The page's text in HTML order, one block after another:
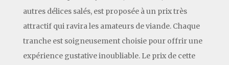
autres délices salés, est proposée à un prix très
attractif qui ravira les amateurs de viande. Chaque
tranche est soigneusement choisie pour offrir une
expérience gustative inoubliable. Le prix de cette